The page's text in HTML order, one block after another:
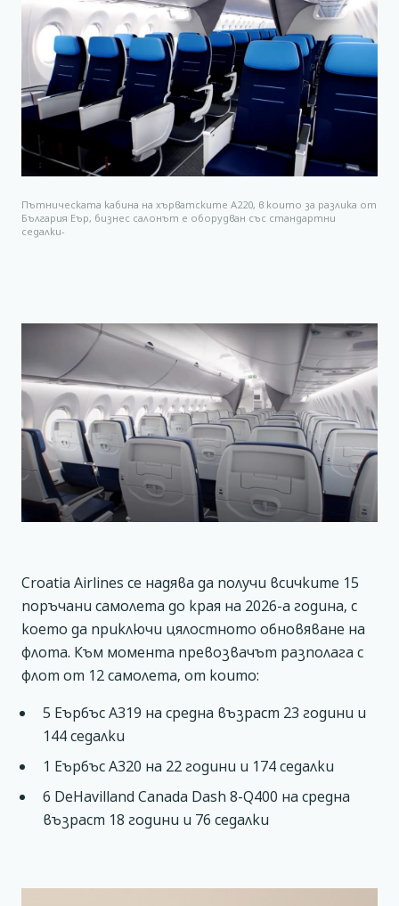
Пътническата кабина на хърватските А220, в които за разлика от
България Еър, бизнес салонът е оборудван със стандартни
седалки-
Croatia Airlines се надява да получи всичките 15
поръчани самолета до края на 2026-а година, с
което да приключи цялостното обновяване на
флота. Към момента превозвачът разполага с
флот от 12 самолета, от които:
5 Еърбъс А319 на средна възраст 23 години и
144 седалки
1 Еърбъс А320 на 22 години и 174 седалки
6 DeHavilland Canada Dash 8-Q400 на средна
възраст 18 години и 76 седалки